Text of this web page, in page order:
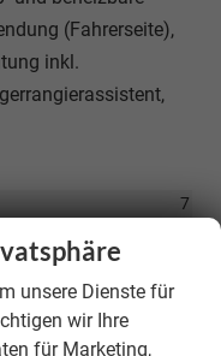
(Fahrerseite),
inkl.
7
52.690,– €
und Zulassungspapieren
unsere Dienste für
wir Ihre
für Marketing,